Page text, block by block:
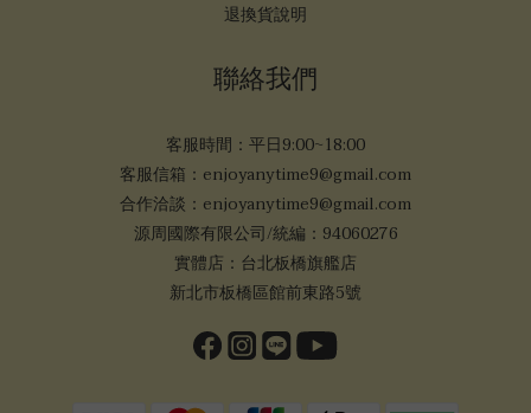
退換貨說明
聯絡我們
客服時間：平日9:00~18:00
客服信箱：enjoyanytime9@gmail.com
合作洽談：enjoyanytime9@gmail.com
源周國際有限公司/統編：94060276
實體店：台北板橋旗艦店
新北市板橋區館前東路5號